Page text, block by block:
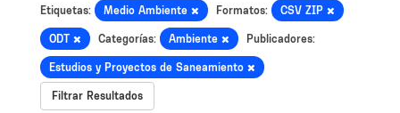
Etiquetas: Medio Ambiente Formatos: CSV ZIP
ODT Categorías: Ambiente Publicadores:
Estudios y Proyectos de Saneamiento
Filtrar Resultados